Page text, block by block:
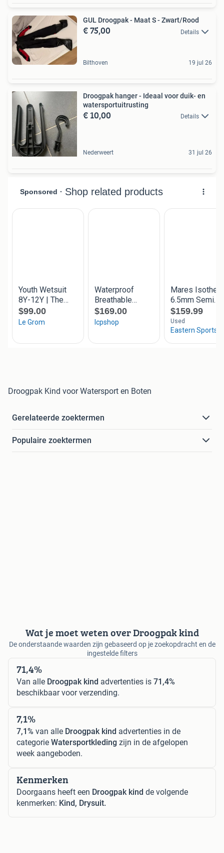
GUL Droogpak - Maat S - Zwart/Rood
€ 75,00 Details
Bilthoven 19 jul 26
Droogpak hanger - Ideaal voor duik- en
watersportuitrusting
€ 10,00 Details
Nederweert 31 jul 26
Droogpak Kind voor Watersport en Boten
Gerelateerde zoektermen
Populaire zoektermen
Wat je moet weten over Droogpak kind
De onderstaande waarden zijn gebaseerd op je zoekopdracht en de
ingestelde filters
71,4%
Van alle Droogpak kind advertenties is 71,4%
beschikbaar voor verzending.
7,1%
7,1% van alle Droogpak kind advertenties in de
categorie Watersportkleding zijn in de afgelopen
week aangeboden.
Kenmerken
Doorgaans heeft een Droogpak kind de volgende
kenmerken: Kind, Drysuit.